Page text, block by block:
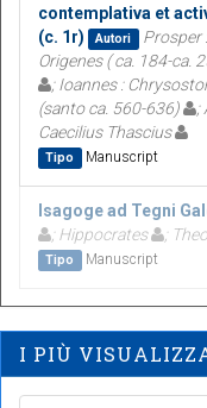
contemplativa et
(c. 1r)
Autori Prosper
Origenes ( ca. 184-ca.
; Ioannes :
(santo ca. 560-636)
;
Caecilius Thascius
Tipo Manuscript
Isagoge ad Tegni
; Hippocrates
;
Tipo Manuscript
I PIÙ